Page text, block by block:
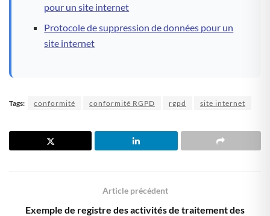
pour un site internet
Protocole de suppression de données pour un
site internet
Tags: conformité conformité RGPD rgpd site internet
Article précédent
Exemple de registre des activités de traitement des